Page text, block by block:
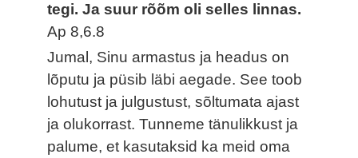
tegi. Ja suur rõõm oli selles linnas.
Ap 8,6.8
Jumal, Sinu armastus ja headus on
lõputu ja püsib läbi aegade. See toob
lohutust ja julgustust, sõltumata ajast
ja olukorrast. Tunneme tänulikkust ja
palume, et kasutaksid ka meid oma